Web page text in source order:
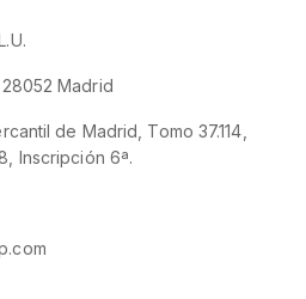
Madrid
de Madrid, Tomo 37.114,
Inscripción 6ª.